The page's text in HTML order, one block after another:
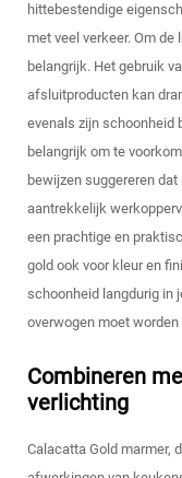
hittebestendige
met veel verkeer. Om
belangrijk. Het gebruik
afsluitproducten kan
evenals zijn schoonheid
belangrijk om te
bewijzen suggereren
aantrekkelijk
een prachtige en
gold ook voor kleur en
schoonheid langdurig in
overwogen moet
Combineren
verlichting
Calacatta Gold marmer,